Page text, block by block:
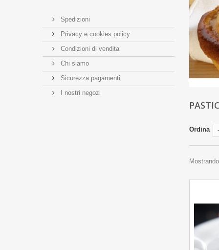
Spedizioni
Privacy e cookies policy
Condizioni di vendita
Chi siamo
Sicurezza pagamenti
I nostri negozi
Ordina